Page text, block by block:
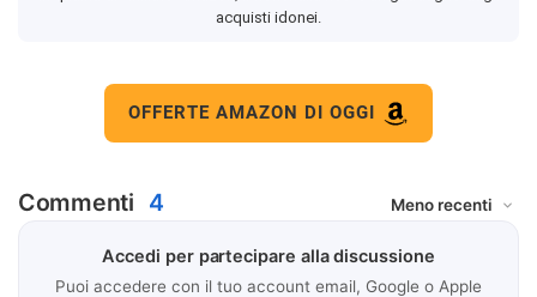
acquisti idonei.
OFFERTE AMAZON DI OGGI
Commenti 4
Accedi per partecipare alla discussione
Puoi accedere con il tuo account email, Google o Apple